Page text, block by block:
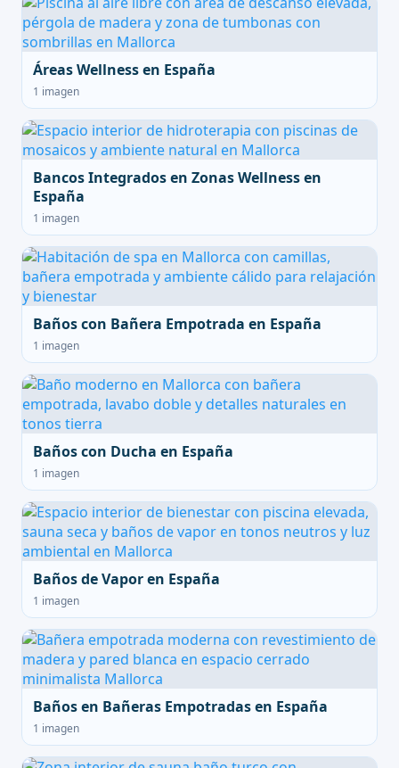
Áreas Wellness en España
1 imagen
Bancos Integrados en Zonas Wellness en
España
1 imagen
Baños con Bañera Empotrada en España
1 imagen
Baños con Ducha en España
1 imagen
Baños de Vapor en España
1 imagen
Baños en Bañeras Empotradas en España
1 imagen